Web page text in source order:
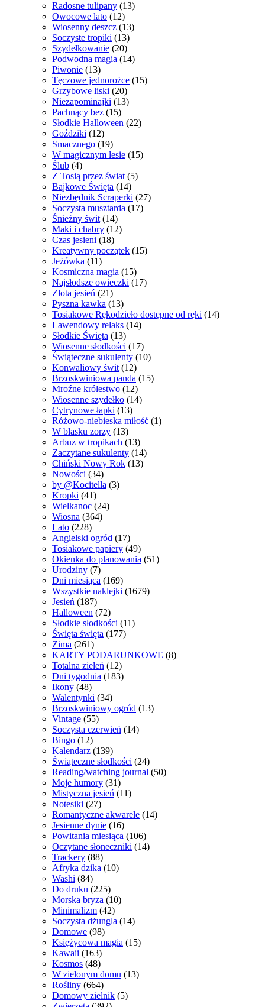
Radosne tulipany (13)
Owocowe lato (12)
Wiosenny deszcz (13)
Soczyste tropiki (13)
Szydełkowanie (20)
Podwodna magia (14)
Piwonie (13)
Tęczowe jednorożce (15)
Grzybowe liski (20)
Niezapominajki (13)
Pachnący bez (15)
Słodkie Halloween (22)
Goździki (12)
Smacznego (19)
W magicznym lesie (15)
Ślub (4)
Z Tosią przez świat (5)
Bajkowe Święta (14)
Niezbędnik Scraperki (27)
Soczysta musztarda (17)
Śnieżny świt (14)
Maki i chabry (12)
Czas jesieni (18)
Kreatywny początek (15)
Jeżówka (11)
Kosmiczna magia (15)
Najsłodsze owieczki (17)
Złota jesień (21)
Pyszna kawka (13)
Tosiakowe Rękodzieło dostępne od ręki (14)
Lawendowy relaks (14)
Słodkie Święta (13)
Wiosenne słodkości (17)
Świąteczne sukulenty (10)
Konwaliowy świt (12)
Brzoskwiniowa panda (15)
Mroźne królestwo (12)
Wiosenne szydełko (14)
Cytrynowe łapki (13)
Różowo-niebieska miłość (1)
W blasku zorzy (13)
Arbuz w tropikach (13)
Zaczytane sukulenty (14)
Chiński Nowy Rok (13)
Nowości (34)
by @Kocitella (3)
Kropki (41)
Wielkanoc (24)
Wiosna (364)
Lato (228)
Angielski ogród (17)
Tosiakowe papiery (49)
Okienka do planowania (51)
Urodziny (7)
Dni miesiąca (169)
Wszystkie naklejki (1679)
Jesień (187)
Halloween (72)
Słodkie słodkości (11)
Święta święta (177)
Zima (261)
KARTY PODARUNKOWE (8)
Totalna zieleń (12)
Dni tygodnia (183)
Ikony (48)
Walentynki (34)
Brzoskwiniowy ogród (13)
Vintage (55)
Soczysta czerwień (14)
Bingo (12)
Kalendarz (139)
Świąteczne słodkości (24)
Reading/watching journal (50)
Moje humory (31)
Mistyczna jesień (11)
Notesiki (27)
Romantyczne akwarele (14)
Jesienne dynie (16)
Powitania miesiąca (106)
Oczytane słoneczniki (14)
Trackery (88)
Afryka dzika (10)
Washi (84)
Do druku (225)
Morska bryza (10)
Minimalizm (42)
Soczysta dżungla (14)
Domowe (98)
Księżycowa magia (15)
Kawaii (163)
Kosmos (48)
W zielonym domu (13)
Rośliny (664)
Domowy zielnik (5)